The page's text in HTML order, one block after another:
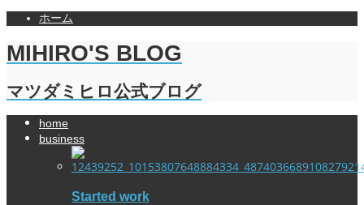
ホーム
MIHIRO'S BLOG
マツダミヒロ公式ブログ
home
business
Started work